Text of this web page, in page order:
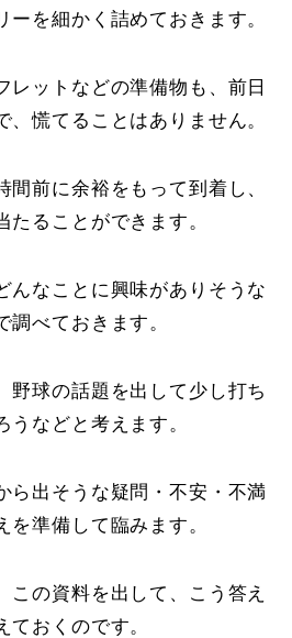
ーを細かく詰めておきます。
レットなどの準備物も、前日
、慌てることはありません。
間前に余裕をもって到着し、
たることができます。
んなことに興味がありそうな
べておきます。
野球の話題を出して少し打ち
などと考えます。
ら出そうな疑問・不安・不満
を準備して臨みます。
この資料を出して、こう答え
ておくのです。